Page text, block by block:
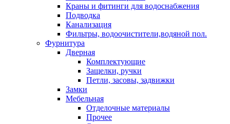
Краны и фитинги для водоснабжения
Подводка
Канализация
Фильтры, водоочистители,водяной пол.
Фурнитура
Дверная
Комплектующие
Защелки, ручки
Петли, засовы, задвижки
Замки
Мебельная
Отделочные материалы
Прочее